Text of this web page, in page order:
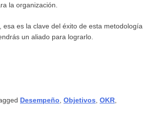
la organización.
esa es la clave del éxito de esta metodología
un aliado para lograrlo.
Desempeño Objetivos OKR